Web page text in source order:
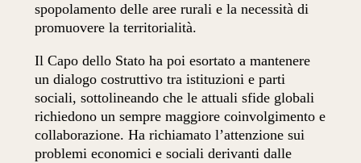
spopolamento delle aree rurali e la necessità di
promuovere la territorialità.
Il Capo dello Stato ha poi esortato a mantenere
un dialogo costruttivo tra istituzioni e parti
sociali, sottolineando che le attuali sfide globali
richiedono un sempre maggiore coinvolgimento e
collaborazione. Ha richiamato l’attenzione sui
problemi economici e sociali derivanti dalle